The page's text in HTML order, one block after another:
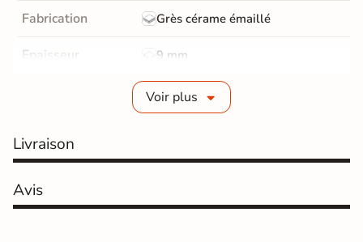
Fabrication Grès cérame émaillé
Epaisseur 9 mm
Non-rectifié
Surface Structurée
Résistant au Gel Oui
Voir plus
Livraison
Avis